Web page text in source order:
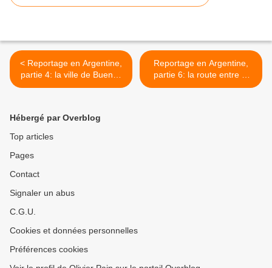
< Reportage en Argentine,
partie 4: la ville de Buenos
Aires
Reportage en Argentine,
partie 6: la route entre El
calafate et El Chalten >
Hébergé par Overblog
Top articles
Pages
Contact
Signaler un abus
C.G.U.
Cookies et données personnelles
Préférences cookies